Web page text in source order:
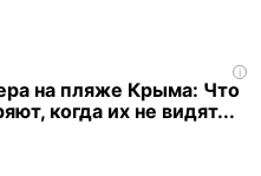
i
на пляже Крыма: Что
когда их не видят...